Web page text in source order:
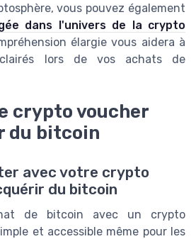
vous pouvez également
dans l'univers de la crypto
élargie vous aidera à
lors de vos achats de
crypto voucher
du bitcoin
avec votre crypto
du bitcoin
de bitcoin avec un crypto
et accessible même pour les